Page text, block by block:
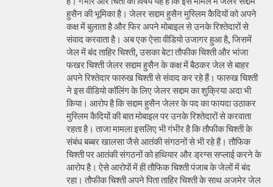
हुसैन की भूमिका है। जेलर सद्दाम हुसैन मुस्लिम कैदियों को अपने
कक्ष में बुलाता है और फिर अपने मोबाइल से उनके रिश्तेदारों से
संवाद करवाता है। अब एक ऐसा वीडियो उजागर हुआ है, जिसमें
जेल में बंद ताहिर चिश्ती, उसका बेटा तौफीक चिश्ती और भांजा
फखर चिश्ती जेलर सद्दाम हुसैन के कक्ष में बैठकर जेल से बाहर
अपने रिश्तेदार फारुख चिश्ती से संवाद कर रहे हैं। फारुख चिश्ती
ने इस वीडियो कॉलिंग के लिए जेलर सद्दाम का शुक्रिया अदा भी
किया। आरोप है कि सद्दाम हुसैन जेलर के पद का फायदा उठाकर
मुस्लिम कैदियों की बात मोबाइल पर उनके रिश्तेदारों से करवाता
रहता है। ताजा मामला इसलिए भी गंभीर है कि तौफीक चिश्ती के
संबंध बब्बर खालसा जैसे आतंकी संगठनों से भी रहे हैं। तौफिक
चिश्ती पर आतंकी संगठनों को हथियार और ड्रग्स सप्लाई करने के
आरोप है। ऐसे आरोपों में ही तौफिक चिश्ती पंजाब के जेलों में बंद
रहा। तौफीक चिश्ती अपने पिता ताहिर चिश्ती के साथ अजमेर जेल